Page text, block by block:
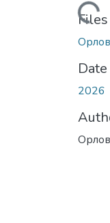
Loading...
Files
Date
2026